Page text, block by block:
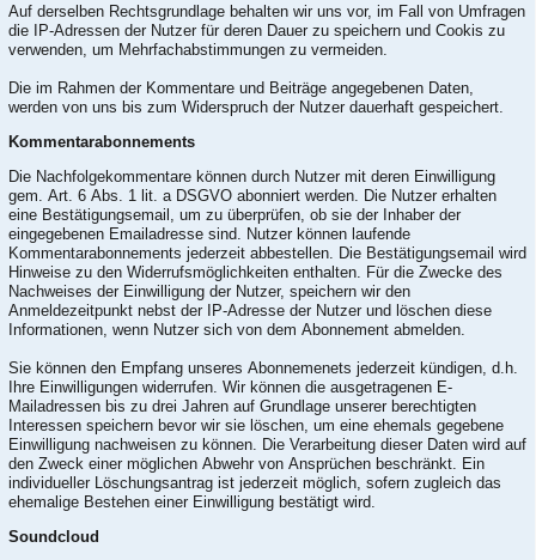
Auf derselben Rechtsgrundlage behalten wir uns vor, im Fall von Umfragen
die IP-Adressen der Nutzer für deren Dauer zu speichern und Cookis zu
verwenden, um Mehrfachabstimmungen zu vermeiden.
Die im Rahmen der Kommentare und Beiträge angegebenen Daten,
werden von uns bis zum Widerspruch der Nutzer dauerhaft gespeichert.
Kommentarabonnements
Die Nachfolgekommentare können durch Nutzer mit deren Einwilligung
gem. Art. 6 Abs. 1 lit. a DSGVO abonniert werden. Die Nutzer erhalten
eine Bestätigungsemail, um zu überprüfen, ob sie der Inhaber der
eingegebenen Emailadresse sind. Nutzer können laufende
Kommentarabonnements jederzeit abbestellen. Die Bestätigungsemail wird
Hinweise zu den Widerrufsmöglichkeiten enthalten. Für die Zwecke des
Nachweises der Einwilligung der Nutzer, speichern wir den
Anmeldezeitpunkt nebst der IP-Adresse der Nutzer und löschen diese
Informationen, wenn Nutzer sich von dem Abonnement abmelden.
Sie können den Empfang unseres Abonnemenets jederzeit kündigen, d.h.
Ihre Einwilligungen widerrufen. Wir können die ausgetragenen E-
Mailadressen bis zu drei Jahren auf Grundlage unserer berechtigten
Interessen speichern bevor wir sie löschen, um eine ehemals gegebene
Einwilligung nachweisen zu können. Die Verarbeitung dieser Daten wird auf
den Zweck einer möglichen Abwehr von Ansprüchen beschränkt. Ein
individueller Löschungsantrag ist jederzeit möglich, sofern zugleich das
ehemalige Bestehen einer Einwilligung bestätigt wird.
Soundcloud